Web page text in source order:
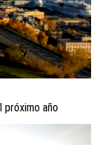
próximo año